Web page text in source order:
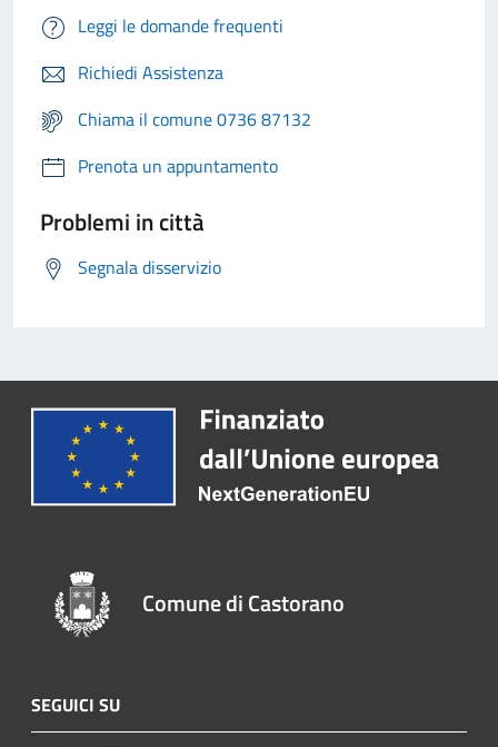
Leggi le domande frequenti
Richiedi Assistenza
Chiama il comune 0736 87132
Prenota un appuntamento
Problemi in città
Segnala disservizio
Comune di Castorano
SEGUICI SU